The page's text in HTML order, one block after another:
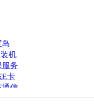
岛
机
服务
E卡
通信
座智能